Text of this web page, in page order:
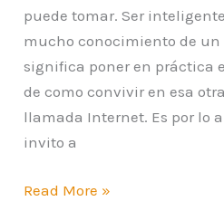
puede tomar. Ser
mucho conocimiento de
significa poner en práctica
de como convivir en esa
llamada Internet. Es por lo
invito a
Read More »